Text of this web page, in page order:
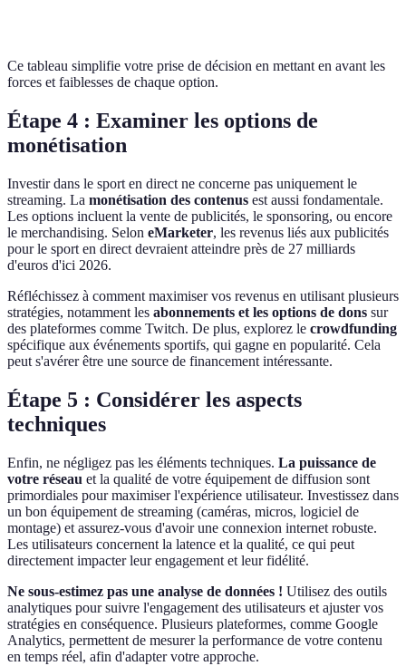
Ce tableau simplifie votre prise de décision en mettant en avant les
forces et faiblesses de chaque option.
Étape 4 : Examiner les options de
monétisation
Investir dans le sport en direct ne concerne pas uniquement le
streaming. La monétisation des contenus est aussi fondamentale.
Les options incluent la vente de publicités, le sponsoring, ou encore
le merchandising. Selon eMarketer, les revenus liés aux publicités
pour le sport en direct devraient atteindre près de 27 milliards
d'euros d'ici 2026.
Réfléchissez à comment maximiser vos revenus en utilisant plusieurs
stratégies, notamment les abonnements et les options de dons sur
des plateformes comme Twitch. De plus, explorez le crowdfunding
spécifique aux événements sportifs, qui gagne en popularité. Cela
peut s'avérer être une source de financement intéressante.
Étape 5 : Considérer les aspects
techniques
Enfin, ne négligez pas les éléments techniques. La puissance de
votre réseau et la qualité de votre équipement de diffusion sont
primordiales pour maximiser l'expérience utilisateur. Investissez dans
un bon équipement de streaming (caméras, micros, logiciel de
montage) et assurez-vous d'avoir une connexion internet robuste.
Les utilisateurs concernent la latence et la qualité, ce qui peut
directement impacter leur engagement et leur fidélité.
Ne sous-estimez pas une analyse de données ! Utilisez des outils
analytiques pour suivre l'engagement des utilisateurs et ajuster vos
stratégies en conséquence. Plusieurs plateformes, comme Google
Analytics, permettent de mesurer la performance de votre contenu
en temps réel, afin d'adapter votre approche.